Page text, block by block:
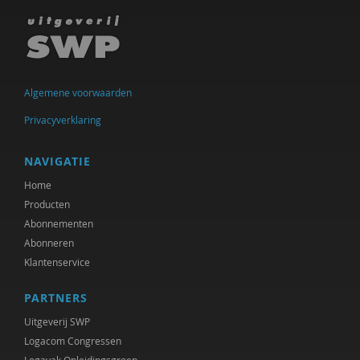
Hein Bokern
Frits Bolkestein
Marij Bontemps-Hommen
Gustaaf Bos
Richard Brons
Mark Coeckelbergh
Marjon de Boer-Bruggink
Algemene voorwaarden
Privacyverklaring
NAVIGATIE
Home
Producten
Abonnementen
Abonneren
Klantenservice
PARTNERS
Uitgeverij SWP
Logacom Congressen